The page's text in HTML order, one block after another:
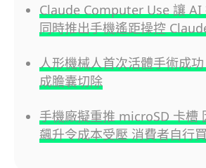
Claude Computer Use 讓 AI
同時推出手機遙距操控
人形機械人首次活體手術成
成膽囊切除
手機廠擬重推 microSD 卡槽
飆升令成本受壓 消費者自行